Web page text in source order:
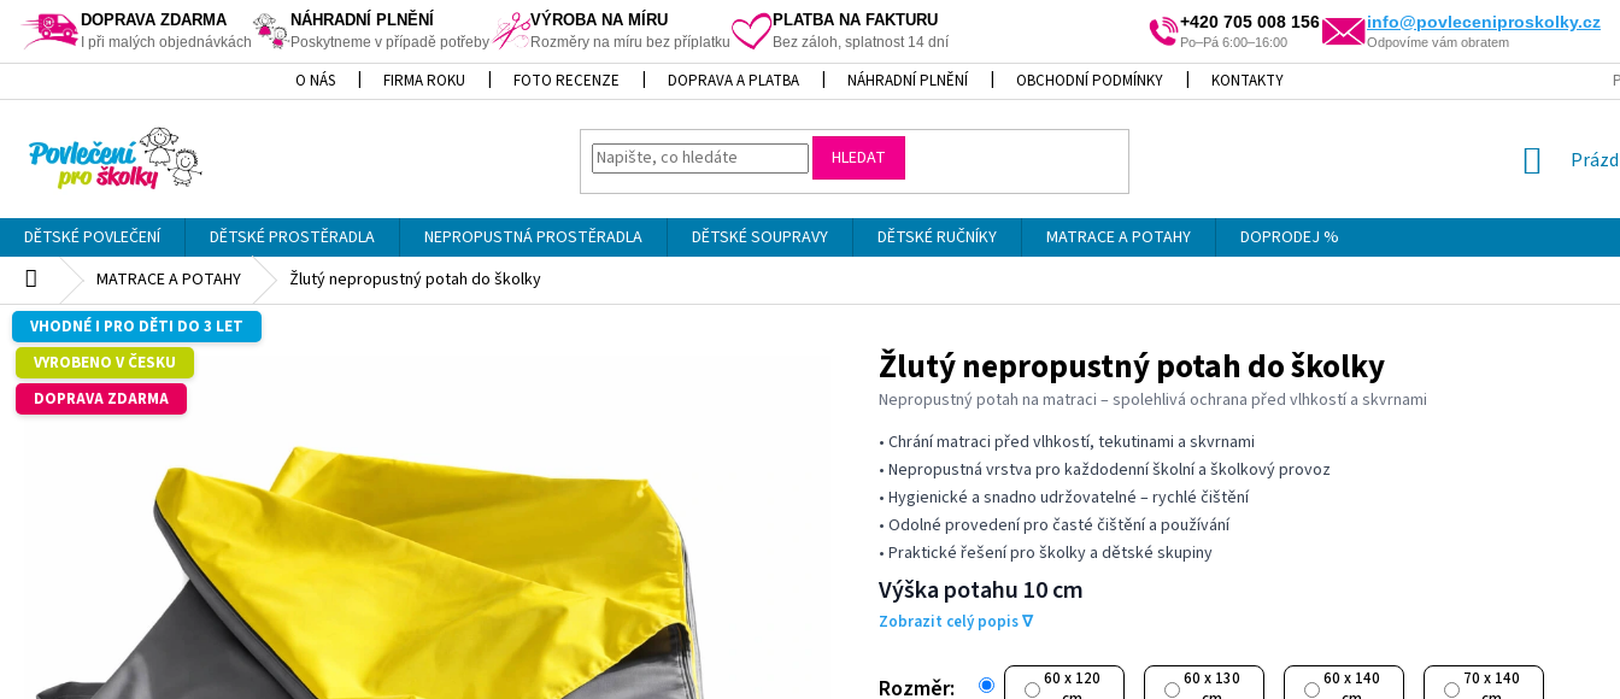
DOPRAVA ZDARMA
I při malých objednávkách
NÁHRADNÍ PLNĚNÍ
Poskytneme v případě potřeby
VÝROBA NA MÍRU
Rozměry na míru bez příplatku
PLATBA NA FAKTURU
Bez záloh, splatnost 14 dní
+420 705 008 156
Po–Pá 6:00–16:00
info@povleceniproskolky.cz
Odpovíme vám obratem
na
O NÁS FIRMA ROKU FOTO RECENZE DOPRAVA A PLATBA NÁHRADNÍ PLNĚNÍ OBCHODNÍ PODMÍNKY KONTAKTY
HLEDAT
DĚTSKÉ POVLEČENÍ DĚTSKÉ PROSTĚRADLA NEPROPUSTNÁ PROSTĚRADLA DĚTSKÉ SOUPRAVY DĚTSKÉ RUČNÍKY MATRACE A POTAHY
DOPRODEJ %
Domů MATRACE A POTAHY Žlutý nepropustný potah do školky
VHODNÉ I PRO DĚTI DO 3 LET
VYROBENO V ČESKU
DOPRAVA ZDARMA
Žlutý nepropustný potah do školky
Nepropustný potah na matraci – spolehlivá ochrana před vlhkostí a skvrnami
• Chrání matraci před vlhkostí, tekutinami a skvrnami
• Nepropustná vrstva pro každodenní školní a školkový provoz
• Hygienické a snadno udržovatelné – rychlé čištění
• Odolné provedení pro časté čištění a používání
• Praktické řešení pro školky a dětské skupiny
Výška potahu 10 cm
Zobrazit celý popis ∇
Rozměr:
60 x 120
60 x 130
60 x 140
70 x 140